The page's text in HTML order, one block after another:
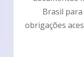
Brasil
obrigações